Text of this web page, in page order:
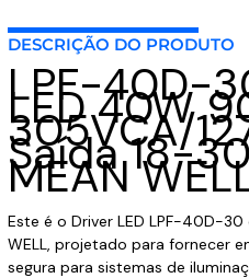
30V
1,34A
-
MEAN
WELL
quantidade
DESCRIÇÃO DO PRODUTO
LPF-40D-
LED 40W
305VCA/
Saída 18-
MEAN
Este é o Driver LED LPF-40D-
WELL, projetado para fornecer
segura para sistemas de